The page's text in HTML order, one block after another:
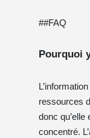
##FAQ
Pourquoi
ressources
donc
concentré.